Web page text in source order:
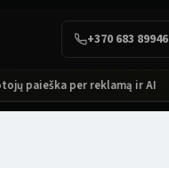
+370 683 89946
paieška per reklamą ir AI